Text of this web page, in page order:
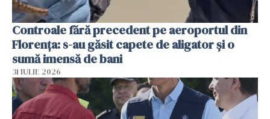
Controale fără precedent pe aeroportul din
Florența: s-au găsit capete de aligator și o
sumă imensă de bani
31 IULIE 2026